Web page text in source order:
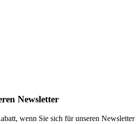
Newsletter
wenn Sie sich für unseren Newsletter